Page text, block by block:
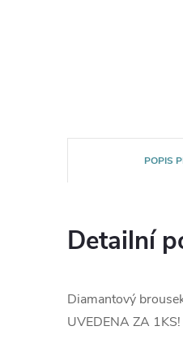
POPIS
Detailní
Diamantový
UVEDENA ZA 1KS!